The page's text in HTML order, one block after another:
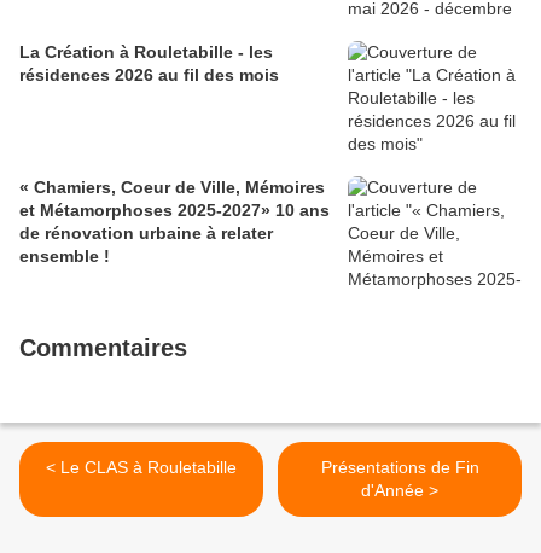
La Création à Rouletabille - les
résidences 2026 au fil des mois
« Chamiers, Coeur de Ville, Mémoires
et Métamorphoses 2025-2027» 10 ans
de rénovation urbaine à relater
ensemble !
Commentaires
< Le CLAS à Rouletabille
Présentations de Fin
d'Année >